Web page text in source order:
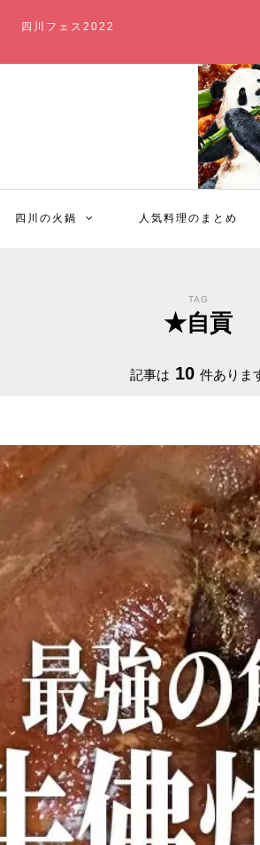
四川フェス2022
四川の火鍋 人気料理のまとめ
TAG
★自貢
記事は 10 件ありま